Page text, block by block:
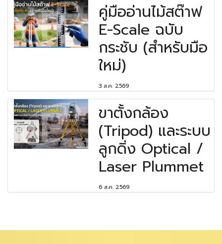
คู่มืออ่านไม้สต๊าฟ
E-Scale ฉบับ
กระชับ (สำหรับมือ
ใหม่)
3 ส.ค. 2569
ขาตั้งกล้อง
(Tripod) และระบบ
ลูกดิ่ง Optical /
Laser Plummet
6 ส.ค. 2569